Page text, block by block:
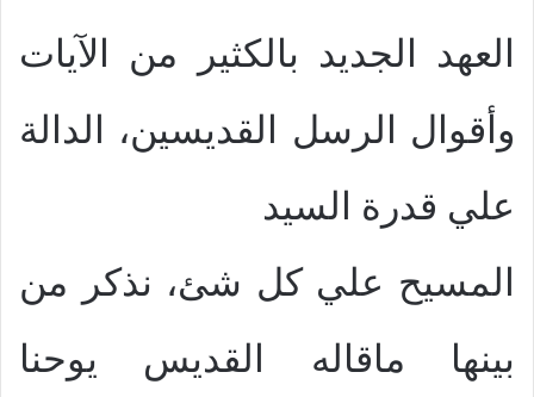
العهد الجديد بالكثير من الآيات
وأقوال الرسل القديسين، الدالة
علي قدرة السيد
المسيح علي كل شئ، نذكر من
بينها ماقاله القديس يوحنا